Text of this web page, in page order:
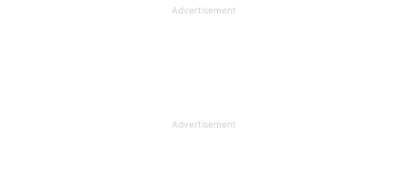
Advertisement
Advertisement